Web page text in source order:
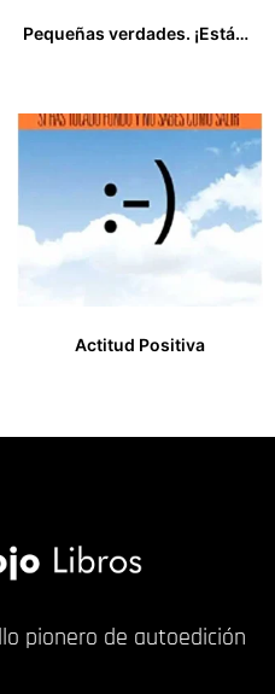
Pequeñas verdades. ¡Estás dispuesto a escuchar!
Actitud Positiva
pionero de autoedición